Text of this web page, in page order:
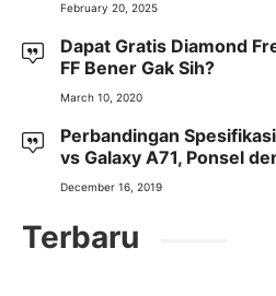
February 20, 2025
Dapat Gratis Diamond
FF Bener Gak Sih?
March 10, 2020
Perbandingan
vs Galaxy A71, Ponsel
December 16, 2019
Terbaru